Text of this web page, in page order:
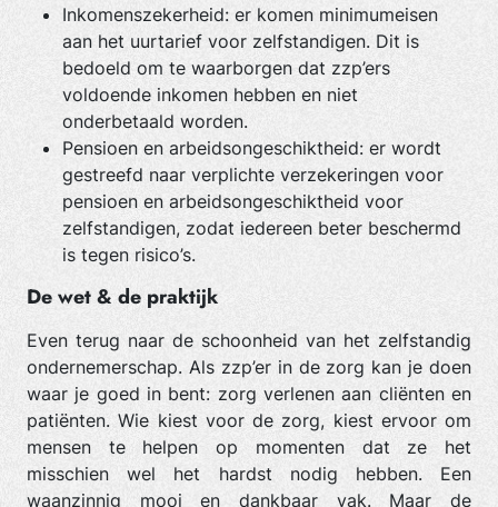
Inkomenszekerheid: er komen minimumeisen
aan het uurtarief voor zelfstandigen. Dit is
bedoeld om te waarborgen dat zzp’ers
voldoende inkomen hebben en niet
onderbetaald worden.
Pensioen en arbeidsongeschiktheid: er wordt
gestreefd naar verplichte verzekeringen voor
pensioen en arbeidsongeschiktheid voor
zelfstandigen, zodat iedereen beter beschermd
is tegen risico’s.
De wet & de praktijk
Even terug naar de schoonheid van het zelfstandig
ondernemerschap. Als zzp’er in de zorg kan je doen
waar je goed in bent: zorg verlenen aan cliënten en
patiënten. Wie kiest voor de zorg, kiest ervoor om
mensen te helpen op momenten dat ze het
misschien wel het hardst nodig hebben. Een
waanzinnig mooi en dankbaar vak. Maar de